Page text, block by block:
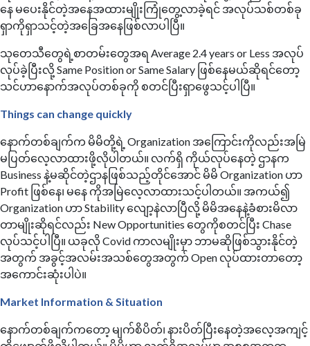
နေ မပေးနိုင်တဲ့အနေအထားမျိုးကြုံတွေ့လာခဲ့ရင် အလုပ်သစ်တစ်ခု
ရှာကိုရှာသင့်တဲ့အခြေအနေဖြစ်လာပါပြီ။
သုတေသီတွေရဲ့စာတမ်းတွေအရ Average 2.4 years or Less အလုပ်
လုပ်ခဲ့ပြီးလို့ Same Position or Same Salary ဖြစ်နေမယ်ဆိုရင်တော့
သင်ဟာနောက်အလုပ်တစ်ခုကို စတင်ပြီးရှာဖွေသင့်ပါပြီ။ ​
Things can change quickly
နောက်တစ်ချက်က မိမိတို့ရဲ့ Organization အကြောင်းကိုလည်းအမြဲ
မပြတ်လေ့လာထားဖို့လိုပါတယ်။ လက်ရှိ ကိုယ်လုပ်နေတဲ့ ဌာနက
Business နဲ့မဆိုင်တဲ့ဌာနဖြစ်သည့်တိုင်အောင် မိမိ Organization ဟာ
Profit ဖြစ်နေ၊ မနေ ကိုအမြဲလေ့လာထားသင့်ပါတယ်။ အကယ်၍
Organization ဟာ Stability လျော့နဲလာပြီလို့ မိမိအနေနဲ့ခံစားမိလာ
တာမျိုးဆိုရင်လည်း New Opportunities တွေကိုစတင်ပြီး Chase
လုပ်သင့်ပါပြီ။ ယခုလို Covid ကာလမျိုးမှာ ဘာမဆိုဖြစ်သွားနိုင်တဲ့
အတွက် အခွင့်အလမ်းအသစ်တွေအတွက် Open လုပ်ထားတာတော့
အကောင်းဆုံးပါပဲ။ ​
Market Information & Situation
နောက်တစ်ချက်ကတော့ မျက်စိပိတ်၊ နားပိတ်ပြီးနေတဲ့အလေ့အကျင့်